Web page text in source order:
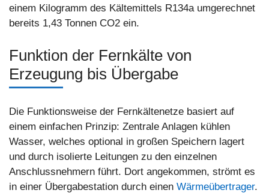
einem Kilogramm des Kältemittels R134a umgerechnet
bereits 1,43 Tonnen CO2 ein.
Funktion der Fernkälte von
Erzeugung bis Übergabe
Die Funktionsweise der Fernkältenetze basiert auf
einem einfachen Prinzip: Zentrale Anlagen kühlen
Wasser, welches optional in großen Speichern lagert
und durch isolierte Leitungen zu den einzelnen
Anschlussnehmern führt. Dort angekommen, strömt es
in einer Übergabestation durch einen Wärmeübertrager.